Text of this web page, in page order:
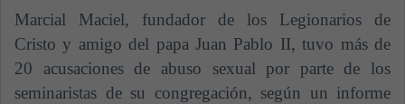
Marcial Maciel, fundador de los Legionarios de
Cristo y amigo del papa Juan Pablo II, tuvo más de
20 acusaciones de abuso sexual por parte de los
seminaristas de su congregación, según un informe